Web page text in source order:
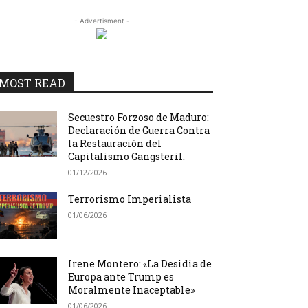
- Advertisment -
READ
Secuestro Forzoso de Maduro:
Declaración de Guerra Contra
la Restauración del
Capitalismo Gangsteril.
01/12/2026
Terrorismo Imperialista
01/06/2026
Irene Montero: «La Desidia de
Europa ante Trump es
Moralmente Inaceptable»
01/06/2026